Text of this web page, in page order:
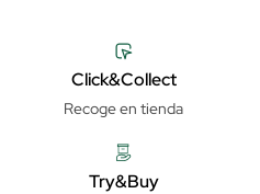
Click&Collect
Recoge en tienda
Try&Buy